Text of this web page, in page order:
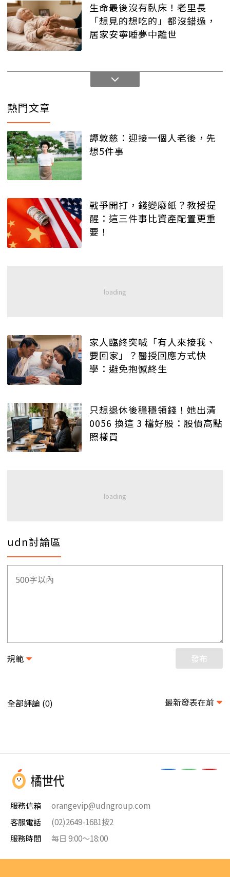
生命最後沒有臥床！老里長
「想見的想吃的」都沒錯過，
居家安寧睡夢中離世
熱門文章
譚敦慈：迎接一個人老後，先
想5件事
戰爭開打，錢變廢紙？教授提
醒：這三件事比資產配置更重
要！
家人臨終突喊「有人來接我、
要回家」？醫授回應方式快
學：避免抱憾終生
只想退休後穩穩領錢！她出清
0056 換這 3 檔好股：股價高點
照樣買
udn討論區
規範 發布
全部評論 (0) 最新發表在前
服務信箱
orangevip@udngroup.com
客服電話
(02)2649-1681按2
服務時間
每日 9:00～18:00